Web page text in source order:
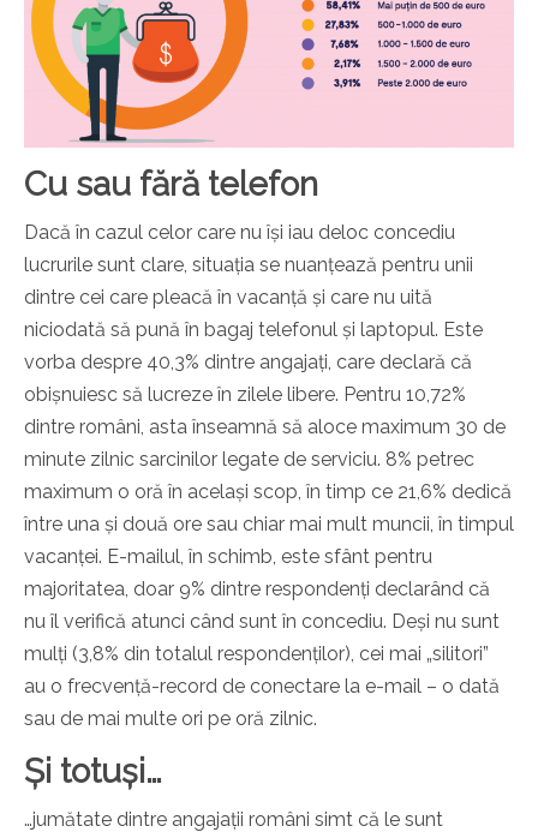
Cu sau fără telefon
Dacă în cazul celor care nu își iau deloc concediu
lucrurile sunt clare, situația se nuanțează pentru unii
dintre cei care pleacă în vacanță și care nu uită
niciodată să pună în bagaj telefonul și laptopul. Este
vorba despre 40,3% dintre angajați, care declară că
obișnuiesc să lucreze în zilele libere. Pentru 10,72%
dintre români, asta înseamnă să aloce maximum 30 de
minute zilnic sarcinilor legate de serviciu. 8% petrec
maximum o oră în același scop, în timp ce 21,6% dedică
între una și două ore sau chiar mai mult muncii, în timpul
vacanței. E-mailul, în schimb, este sfânt pentru
majoritatea, doar 9% dintre respondenți declarând că
nu îl verifică atunci când sunt în concediu. Deși nu sunt
mulți (3,8% din totalul respondenților), cei mai „silitori”
au o frecvență-record de conectare la e-mail – o dată
sau de mai multe ori pe oră zilnic.
Și totuși…
…jumătate dintre angajații români simt că le sunt